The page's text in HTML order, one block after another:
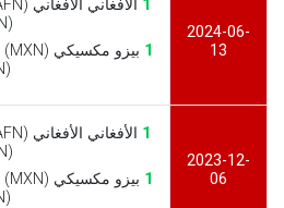
2024-06-
13
1 الأفغاني الأفغاني (AFN) =
(MXN)
1 بيزو مكسيكي (MXN) =
(AFN)
2023-12-
06
1 الأفغاني الأفغاني (AFN) =
(MXN)
1 بيزو مكسيكي (MXN) =
(AFN)